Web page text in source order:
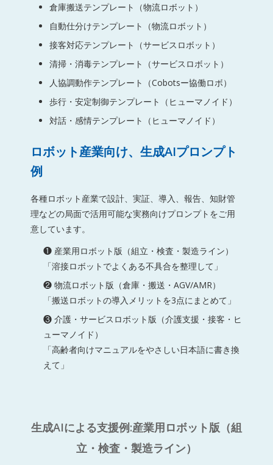
倉庫搬送テンプレート（物流ロボット）
自動仕分けテンプレート（物流ロボット）
接客対応テンプレート（サービスロボット）
清掃・消毒テンプレート（サービスロボット）
人協調動作テンプレート（Cobotsー協働ロボ）
歩行・安定制御テンプレート（ヒューマノイド）
対話・感情テンプレート（ヒューマノイド）
ロボット産業向け、生成AIプロンプト
例
各種ロボット産業で設計、実証、導入、報告、知財管
理などの局面で活用可能な実務向けプロンプトをご用
意しています。
❶ 産業用ロボット版（組立・検査・製造ライン）
「溶接ロボットでよくある不具合を整理して」
❷ 物流ロボット版（倉庫・搬送・AGV/AMR）
「搬送ロボットの導入メリットを3点にまとめて」
❸ 介護・サービスロボット版（介護支援・接客・ヒ
ューマノイド）
「高齢者向けマニュアルをやさしい日本語に書き換
えて」
生成AIによる支援例:産業用ロボット版（組
立・検査・製造ライン）